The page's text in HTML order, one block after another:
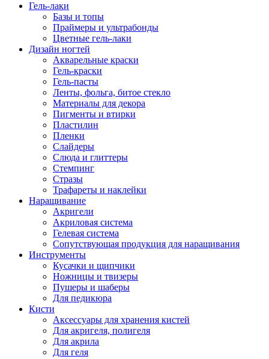
Гель-лаки
Базы и топы
Праймеры и ультрабонды
Цветные гель-лаки
Дизайн ногтей
Акварельные краски
Гель-краски
Гель-пасты
Ленты, фольга, битое стекло
Материалы для декора
Пигменты и втирки
Пластилин
Пленки
Слайдеры
Слюда и глиттеры
Стемпинг
Стразы
Трафареты и наклейки
Наращивание
Акригели
Акриловая система
Гелевая система
Сопутствующая продукция для наращивания
Инструменты
Кусачки и щипчики
Ножницы и твизеры
Пушеры и шаберы
Для педикюра
Кисти
Аксессуары для хранения кистей
Для акригеля, полигеля
Для акрила
Для геля